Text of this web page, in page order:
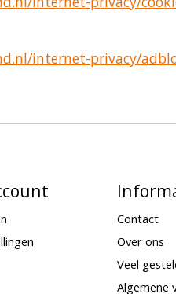
internet-privacy/
Contact
Over ons
Veel
Algemene